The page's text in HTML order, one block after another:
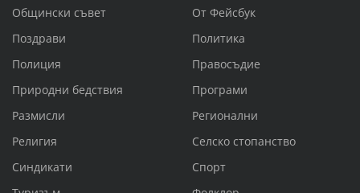
Общински съвет
От Фейсбук
Поздрави
Политика
Полиция
Правосъдие
Природни бедствия
Програми
Размисли
Регионални
Религия
Селско стопанство
Синдикати
Спорт